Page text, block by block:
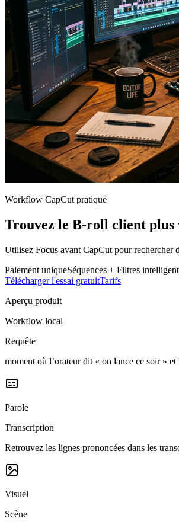
Workflow CapCut pratique
Trouvez le B-roll client plus
Utilisez Focus avant CapCut pour rechercher
Paiement uniqueSéquences + Filtres
Télécharger l'essai gratuitTarifs
Aperçu produit
Workflow local
Requête
moment où l’orateur dit « on lance ce soir » et
Parole
Transcription
Retrouvez les lignes prononcées dans les
Visuel
Scène